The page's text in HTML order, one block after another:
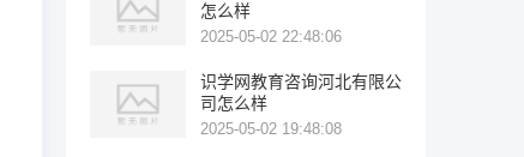
怎么样
2025-05-02 22:48:06
识学网教育咨询河北有限公
司怎么样
2025-05-02 19:48:08